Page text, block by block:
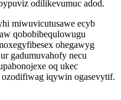
odilikevumuc adod.
miwuvicutusawe ecyb
qobobibequlowugu
ohegawyg
gadumuvahofy necu
oq ukec
iqywin ogasevytif.